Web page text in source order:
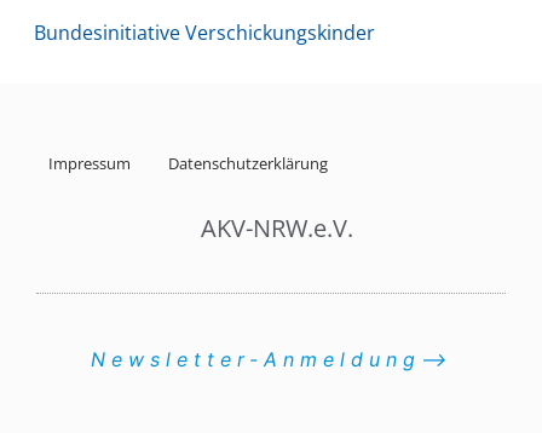
Bundesinitiative Verschickungskinder
Impressum Datenschutzerklärung
AKV-NRW.e.V.
Newsletter-Anmeldung⟶